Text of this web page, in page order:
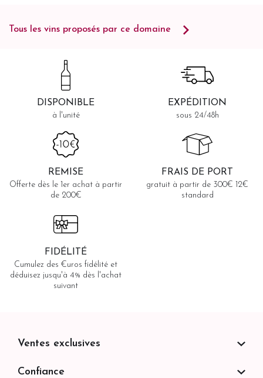
Tous les vins proposés par ce domaine
DISPONIBLE
à l'unité
EXPÉDITION
sous 24/48h
REMISE
Offerte dès le 1er achat à partir
de 200€
FRAIS DE PORT
gratuit à partir de 300€ 12€
standard
FIDÉLITÉ
Cumulez des €uros fidélité et
déduisez jusqu'à 4% dès l'achat
suivant
Ventes exclusives
Confiance